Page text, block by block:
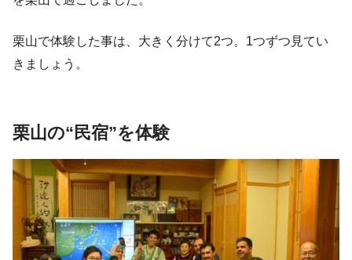
栗山で体験した事は、大きく分けて2つ。1つずつ見てい
きましょう。
栗山の“民宿”を体験